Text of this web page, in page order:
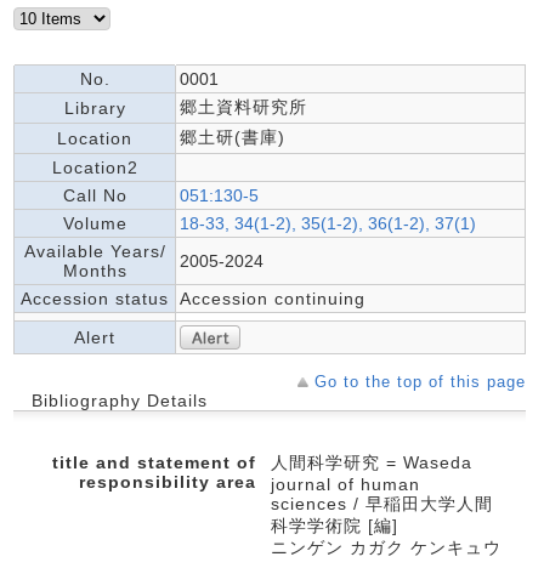
No.
0001
Library
郷土資料研究所
Location
郷土研(書庫)
Location2
Call No
051:130-5
Volume
18-33, 34(1-2), 35(1-2), 36(1-2), 37(1)
Available Years/
Months
2005-2024
Accession status
Accession continuing
Alert
Go to the top of this page
Bibliography Details
title and statement of
responsibility area
人間科学研究 = Waseda
journal of human
sciences / 早稲田大学人間
科学学術院 [編]
ニンゲン カガク ケンキュウ